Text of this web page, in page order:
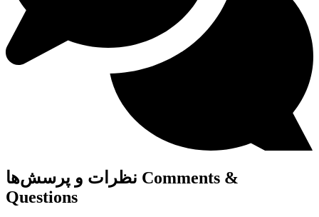
نظرات و پرسش‌ها Comments &
Questions